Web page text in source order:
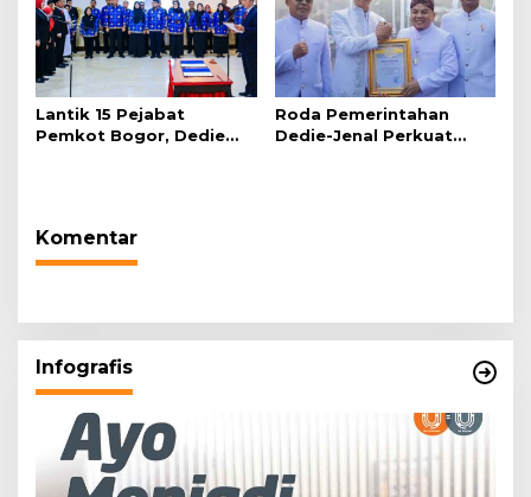
Lantik 15 Pejabat
Pemkot Bogor, Dedie
Roda Pemerintahan
Dedie-Jenal Perkuat
Komentar
Infografis